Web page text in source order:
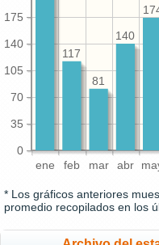
ene feb mar abr
0
35
70
105
140
175
140
81
117
* Los gráficos anteriores
promedio recopilados en los